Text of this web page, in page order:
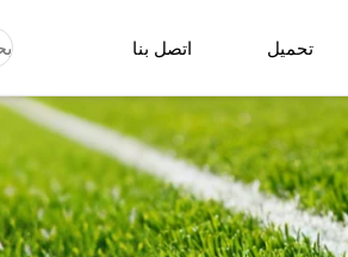
كرة العشب الاصطناعي
تحميل اتصل بنا